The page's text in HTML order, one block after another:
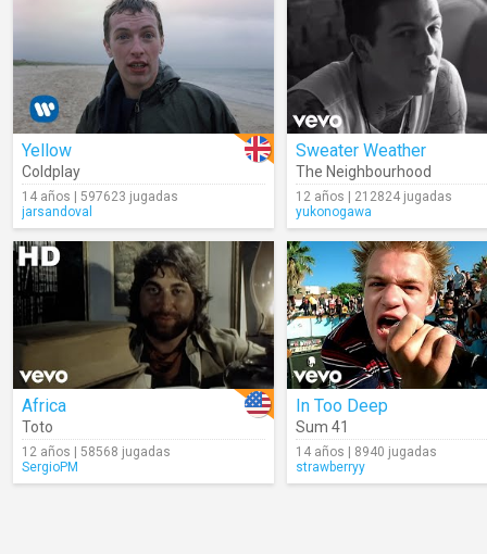
Yellow
Coldplay
14 años | 597623 jugadas
jarsandoval
Sweater Weather
The Neighbourhood
12 años | 212824 jugadas
yukonogawa
Africa
Toto
12 años | 58568 jugadas
SergioPM
In Too Deep
Sum 41
14 años | 8940 jugadas
strawberryy